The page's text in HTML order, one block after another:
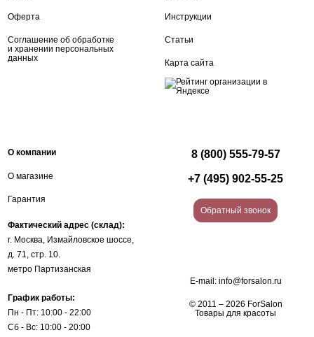
Оферта
Соглашение об обработке
и хранении персональных
данных
Инструкции
Статьи
Карта сайта
О компании
О магазине
Гарантия
Фактический адрес (склад):
г. Москва, Измайловское шоссе,
д. 71, стр. 10.
метро Партизанская
График работы:
Пн - Пт: 10:00 - 22:00
Сб - Вс: 10:00 - 20:00
8 (800) 555-79-57
+7 (495) 902-55-25
Обратный звонок
E-mail: info@forsalon.ru
© 2011 – 2026 ForSalon
Товары для красоты